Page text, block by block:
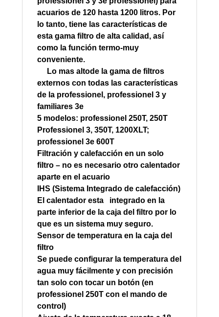
acuarios de 120 hasta 1200 litros. Por
lo tanto, tiene las características de
esta gama filtro de alta calidad , así
como la función termo-muy
conveniente.
Lo mas altode la gama de filtros
externos con todas las características
de la professionel , professionel 3 y
familiares 3e
5 modelos: professionel 250T, 250T
Professionel 3, 350T, 1200XLT;
professionel 3e 600T
Filtración y calefacción en un solo
filtro – no es necesario otro calentador
aparte en el acuario
IHS (Sistema Integrado de calefacción)
El calentador esta
integrado en la
parte inferior de la caja del filtro por lo
que es un sistema muyseguro.
Sensor de temperatura en la caja del
filtro
Se puede configurar la temperatura del
agua muy fácilmente y con precisión
tan solo con tocar un botón (en
professionel 250T con el mando de
control )